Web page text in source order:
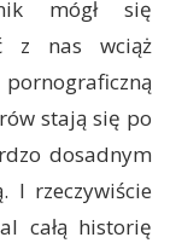
mógł się
z nas wciąż
stają się po
dosadnym
I rzeczywiście
całą historię